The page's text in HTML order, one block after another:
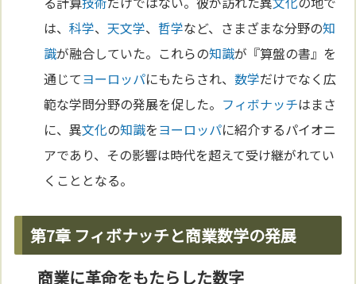
は、科学、天文学、 哲学など、さまざまな分野の知
識が融合していた。これらの知識が『算盤の書』を
通じてヨーロッパにもたらされ、数学だけでなく広
範な学問分野の発展を促した。 フィボナッチはまさ
に、異文化の知識をヨーロッパに紹介するパイオニ
アであり、その影響は時代を超えて受け継がれてい
くこととなる。
第7章 フィボナッチと商業数学の発展
商業に革命をもたらした数字